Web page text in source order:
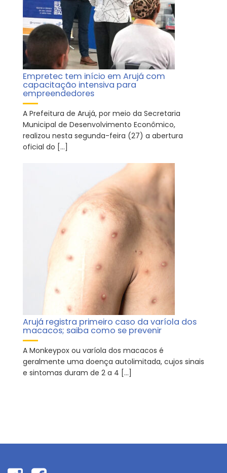
Empretec tem início em Arujá com
capacitação intensiva para
empreendedores
A Prefeitura de Arujá, por meio da Secretaria
Municipal de Desenvolvimento Econômico,
realizou nesta segunda-feira (27) a abertura
oficial do […]
Arujá registra primeiro caso da varíola dos
macacos; saiba como se prevenir
A Monkeypox ou varíola dos macacos é
geralmente uma doença autolimitada, cujos sinais
e sintomas duram de 2 a 4 […]